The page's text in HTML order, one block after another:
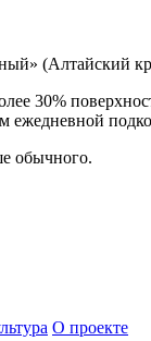
(Алтайский
30%
обычного.
О проекте